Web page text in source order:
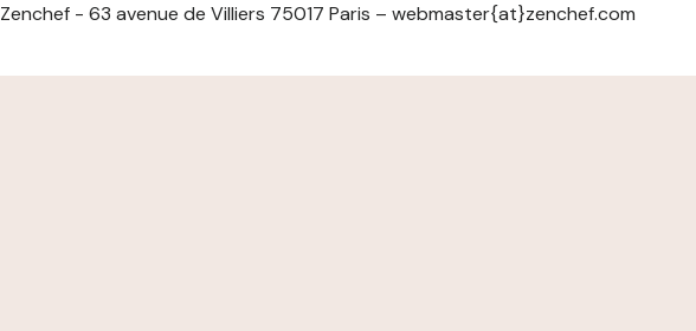
Zenchef - 63 avenue de Villiers 75017 Paris – webmaster{at}zenchef.com